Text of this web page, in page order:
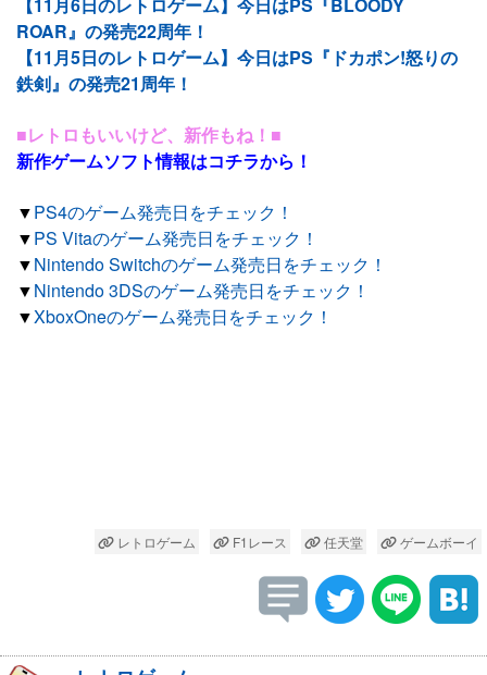
ROAR』の発売22周年！
【11月5日のレトロゲーム】今日はPS『ドカポン!怒りの
鉄剣』の発売21周年！
■レトロもいいけど、新作もね！■
新作ゲームソフト情報はコチラから！
▼PS4のゲーム発売日をチェック！
▼PS Vitaのゲーム発売日をチェック！
▼Nintendo Switchのゲーム発売日をチェック！
▼Nintendo 3DSのゲーム発売日をチェック！
▼XboxOneのゲーム発売日をチェック！
レトロゲーム F1レース 任天堂 ゲームボーイ